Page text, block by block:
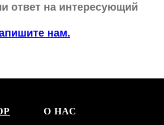
ответ на интересующий
нам.
О НАС